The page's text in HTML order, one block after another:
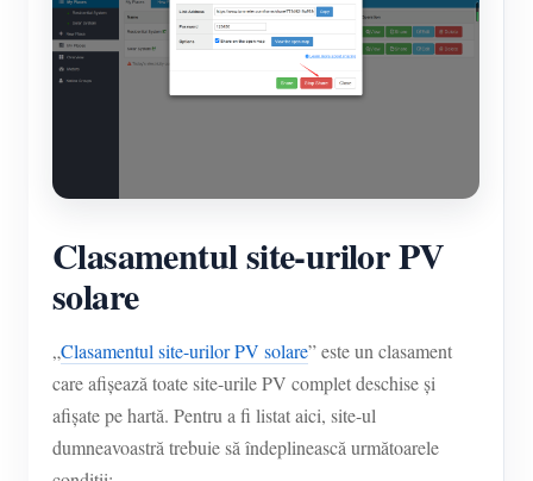
Clasamentul site-urilor PV
solare
„Clasamentul site-urilor PV solare” este un clasament
care afișează toate site-urile PV complet deschise și
afișate pe hartă. Pentru a fi listat aici, site-ul
dumneavoastră trebuie să îndeplinească următoarele